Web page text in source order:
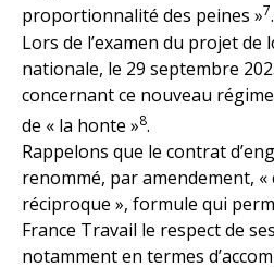
proportionnalité des peines »7.
Lors de l’examen du projet de
nationale, le 29 septembre
concernant ce nouveau
de « la honte »8.
Rappelons que le contrat
renommé, par amendement,
réciproque », formule qui
France Travail le respect de
notamment en termes